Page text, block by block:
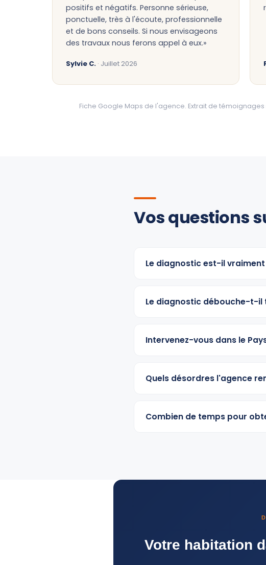
positifs et négatifs. Personne sérieuse,
ponctuelle, très à l'écoute, professionnelle
et de bons conseils. Si nous envisageons
des travaux nous ferons appel à eux.»
Sylvie C. · Juillet 2026
Fiche Google Maps de l'agence. Extrait de
Vos questions
Le diagnostic est-il
Le diagnostic débouche-t-il
Intervenez-vous dans le
Quels désordres l'agence
Combien de temps pour
Votre habitation